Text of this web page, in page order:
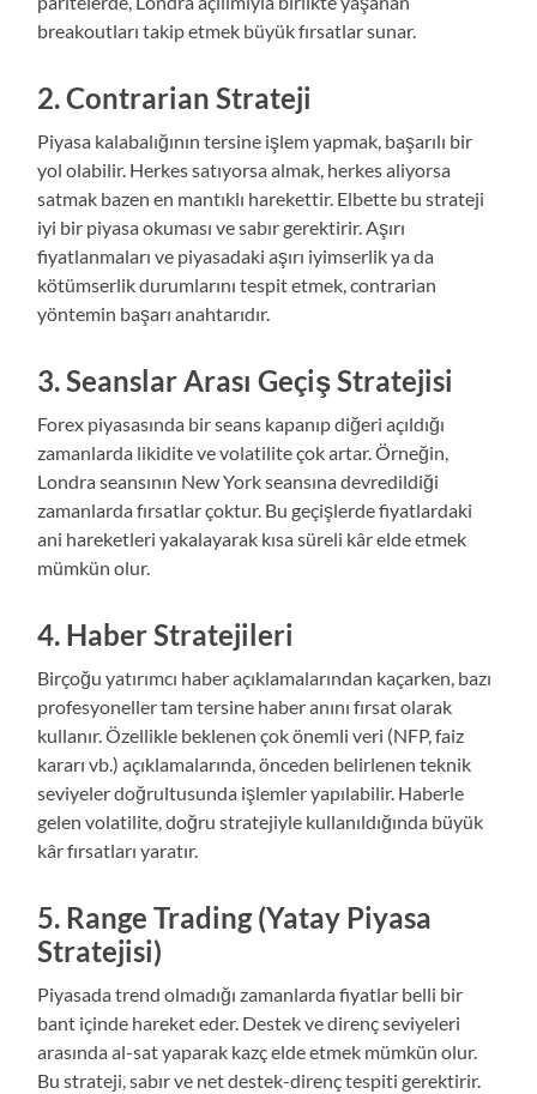
breakoutları takip etmek büyük fırsatlar sunar.
2. Contrarian Strateji
Piyasa kalabalığının tersine işlem yapmak, başarılı bir
yol olabilir. Herkes satıyorsa almak, herkes aliyorsa
satmak bazen en mantıklı harekettir. Elbette bu strateji
iyi bir piyasa okuması ve sabır gerektirir. Aşırı
fiyatlanmaları ve piyasadaki aşırı iyimserlik ya da
kötümserlik durumlarını tespit etmek, contrarian
yöntemin başarı anahtarıdır.
3. Seanslar Arası Geçiş Stratejisi
Forex piyasasında bir seans kapanıp diğeri açıldığı
zamanlarda likidite ve volatilite çok artar. Örneğin,
Londra seansının New York seansına devredildiği
zamanlarda fırsatlar çoktur. Bu geçişlerde fiyatlardaki
ani hareketleri yakalayarak kısa süreli kâr elde etmek
mümkün olur.
4. Haber Stratejileri
Birçoğu yatırımcı haber açıklamalarından kaçarken, bazı
profesyoneller tam tersine haber anını fırsat olarak
kullanır. Özellikle beklenen çok önemli veri (NFP, faiz
kararı vb.) açıklamalarında, önceden belirlenen teknik
seviyeler doğrultusunda işlemler yapılabilir. Haberle
gelen volatilite, doğru stratejiyle kullanıldığında büyük
kâr fırsatları yaratır.
5. Range Trading (Yatay Piyasa
Stratejisi)
Piyasada trend olmadığı zamanlarda fiyatlar belli bir
bant içinde hareket eder. Destek ve direnç seviyeleri
arasında al-sat yaparak kazç elde etmek mümkün olur.
Bu strateji, sabır ve net destek-direnç tespiti gerektirir.